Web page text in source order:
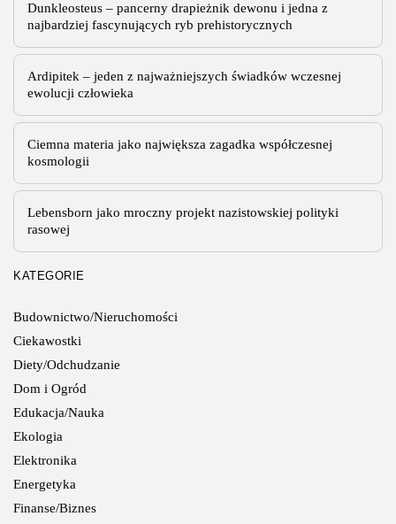
Dunkleosteus – pancerny drapieżnik dewonu i jedna z
najbardziej fascynujących ryb prehistorycznych
Ardipitek – jeden z najważniejszych świadków wczesnej
ewolucji człowieka
Ciemna materia jako największa zagadka współczesnej
kosmologii
Lebensborn jako mroczny projekt nazistowskiej polityki
rasowej
KATEGORIE
Budownictwo/Nieruchomości
Ciekawostki
Diety/Odchudzanie
Dom i Ogród
Edukacja/Nauka
Ekologia
Elektronika
Energetyka
Finanse/Biznes